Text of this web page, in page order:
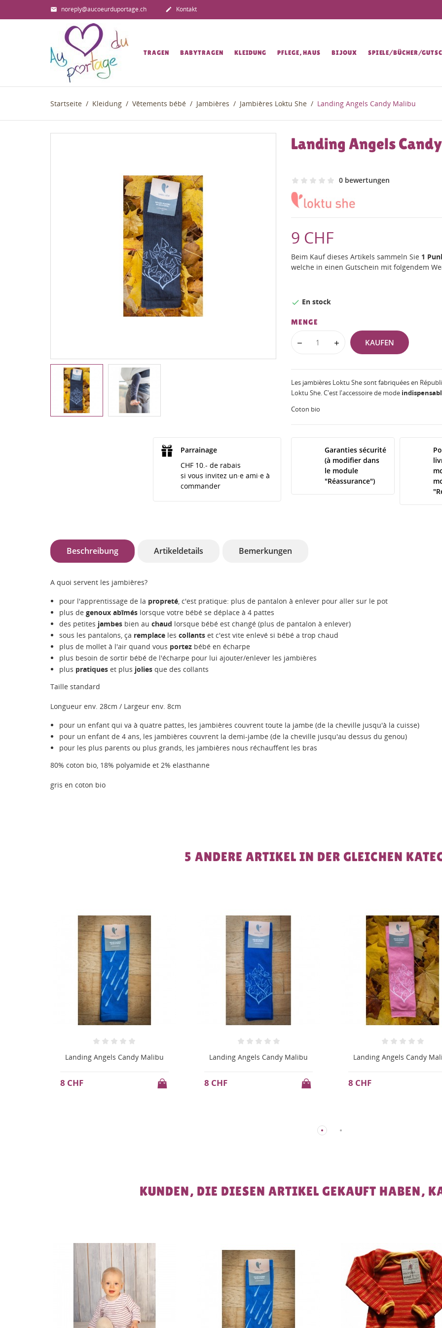
 noreply@aucoeurduportage.ch  Kontakt
TRAGEN BABYTRAGEN KLEIDUNG PFLEGE, HAUS BIJOUX SPIELE/BÜCHER/
Startseite Kleidung Vêtements bébé Jambières Jambières Loktu She Landing Angels Candy Malibu
Landing Angels
0 bewertungen
9 CHF
Beim Kauf dieses Artikels sammeln Sie 1
welche in einen Gutschein mit folgendem
 En stock
MENGE
KAUFEN
Les jambières Loktu She sont fabriquées en
Loktu She. C'est l'accessoire de mode
Coton bio
Parrainage
CHF 10.- de rabais
si vous invitez un·e ami·e à
commander
Garanties sécurité
(à modifier dans
le module
"Réassurance")
Beschreibung Artikeldetails Bemerkungen
A quoi servent les jambières?
pour l'apprentissage de la propreté , c'est pratique: plus de pantalon à enlever pour aller sur le pot
plus de genoux abîmés lorsque votre bébé se déplace à 4 pattes
des petites jambes bien au chaud lorsque bébé est changé (plus de pantalon à enlever)
sous les pantalons, ça remplace les collants et c'est vite enlevé si bébé a trop chaud
plus de mollet à l'air quand vous portez bébé en écharpe
plus besoin de sortir bébé de l'écharpe pour lui ajouter/enlever les jambières
plus pratiques et plus jolies que des collants
Taille standard
Longueur env. 28cm / Largeur env. 8cm
pour un enfant qui va à quatre pattes, les jambières couvrent toute la jambe (de la cheville jusqu'à la cuisse)
pour un enfant de 4 ans, les jambières couvrent la demi-jambe (de la cheville jusqu'au dessus du genou)
pour les plus parents ou plus grands, les jambières nous réchauffent les bras
80% coton bio, 18% polyamide et 2% elasthanne
gris en coton bio
5 ANDERE ARTIKEL IN DER GLEICHEN
Landing Angels Candy Malibu
8 CHF
Landing Angels Candy Malibu
8 CHF
Landing Angels Candy
8 CHF
KUNDEN, DIE DIESEN ARTIKEL GEKAUFT HABEN,